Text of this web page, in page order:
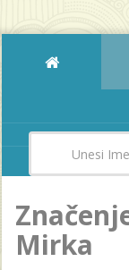
Mirka